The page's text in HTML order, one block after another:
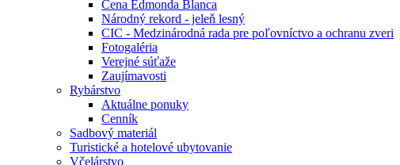
Cena Edmonda Blanca
Národný rekord - jeleň lesný
CIC - Medzinárodná rada pre poľovníctvo a ochranu zveri
Fotogaléria
Verejné súťaže
Zaujímavosti
Rybárstvo
Aktuálne ponuky
Cenník
Sadbový materiál
Turistické a hotelové ubytovanie
Včelárstvo